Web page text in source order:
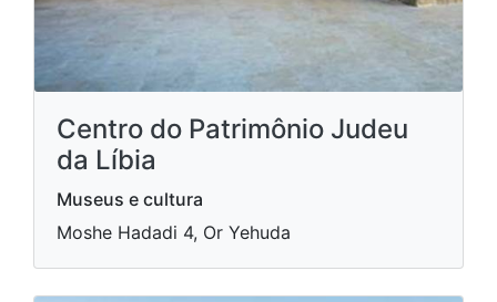
Centro do Patrimônio Judeu
da Líbia
Museus e cultura
Moshe Hadadi 4, Or Yehuda